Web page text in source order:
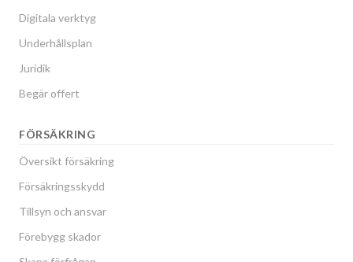
Digitala verktyg
Underhållsplan
Juridik
Begär offert
FÖRSÄKRING
Översikt försäkring
Försäkringsskydd
Tillsyn och ansvar
Förebygg skador